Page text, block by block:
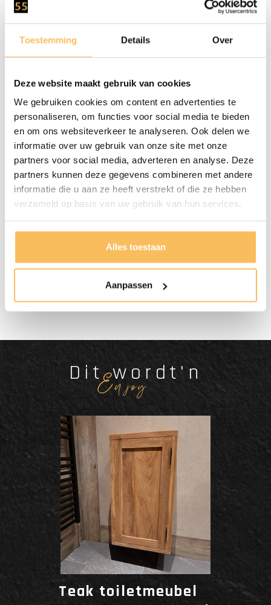
Toestemming Details Over
Deze website maakt gebruik van cookies
We gebruiken cookies om content en advertenties te
personaliseren, om functies voor social media te bieden
en om ons websiteverkeer te analyseren. Ook delen we
informatie over uw gebruik van onze site met onze
partners voor social media, adverteren en analyse. Deze
partners kunnen deze gegevens combineren met andere
informatie die u aan ze heeft verstrekt of die ze hebben
verzameld op basis van uw gebruik van hun services.
Alles toestaan
Aanpassen
Aantal Kraangaten
Waskom Natuursteen
Geleverd
Onderhoud
Door De Luchtvochtigheid En
Temperatuur Verschil Kan Het Hout
Altijd Nog Iets Werken, Wij Raden
Aan De Lades Na Installatie
Nauwkeurig Af Te Stellen.
vanaf €500.-
Dit wordt'n
Enjoy
Teak toiletmeubel